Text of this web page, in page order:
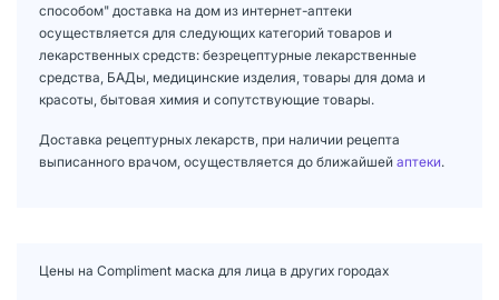
способом" доставка на дом из интернет-аптеки
осуществляется для следующих категорий товаров и
лекарственных средств: безрецептурные лекарственные
средства, БАДы, медицинские изделия, товары для дома и
красоты, бытовая химия и сопутствующие товары.
Доставка рецептурных лекарств, при наличии рецепта
выписанного врачом, осуществляется до ближайшей аптеки.
Цены на Compliment маска для лица в других городах